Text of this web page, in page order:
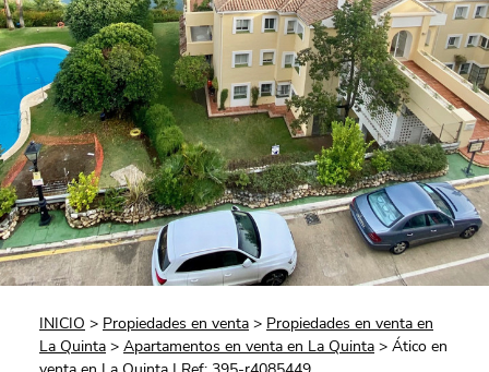
INICIO > Propiedades en venta > Propiedades en venta en
La Quinta > Apartamentos en venta en La Quinta > Ático en